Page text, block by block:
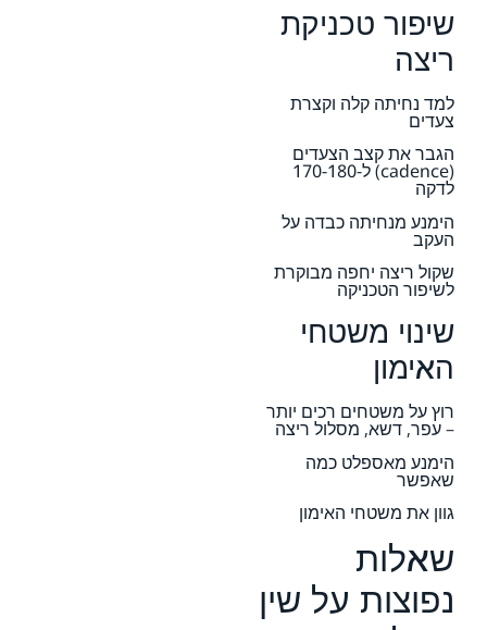
שיפור טכניקת
ריצה
למד נחיתה קלה וקצרת
צעדים
הגבר את קצב הצעדים
(cadence) ל-170-180
לדקה
הימנע מנחיתה כבדה על
העקב
שקול ריצה יחפה מבוקרת
לשיפור הטכניקה
שינוי משטחי
האימון
רוץ על משטחים רכים יותר
– עפר, דשא, מסלול ריצה
הימנע מאספלט כמה
שאפשר
גוון את משטחי האימון
שאלות
נפוצות על שין